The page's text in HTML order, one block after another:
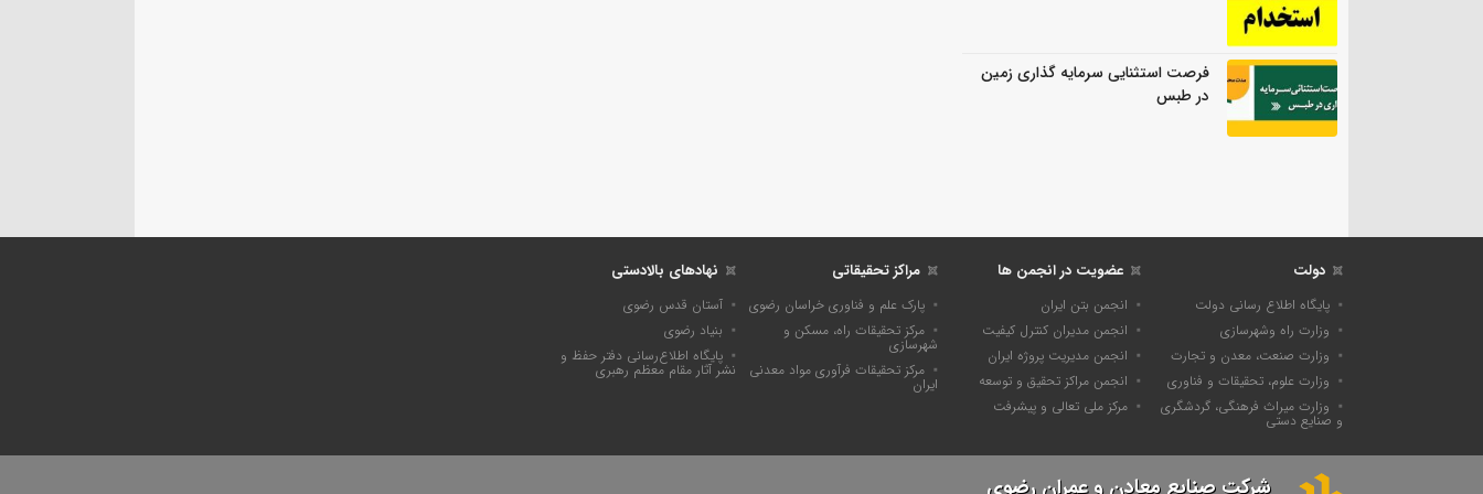
فرصت استثنایی سرمایه گذاری زمین
در طبس
دولت
پایگاه اطلاع رسانی دولت
وزارت راه وشهرسازی
وزارت صنعت، معدن و تجارت
وزارت علوم، تحقیقات و فناوری
وزارت میراث فرهنگی، گردشگری
و صنایع دستی
عضویت در انجمن ها
انجمن بتن ایران
انجمن مدیران کنترل کیفیت
انجمن مدیریت پروژه ایران
انجمن مراکز تحقیق و توسعه
مرکز ملی تعالی و پیشرفت
مراکز تحقیقاتی
پارک علم و فناوری خراسان رضوی
مرکز تحقیقات راه، مسکن و
شهرسازی
مرکز تحقیقات فرآوری مواد معدنی
ایران
نهادهای بالادستی
آستان قدس رضوی
بنیاد رضوی
پايگاه اطلاع‌رسانی دفتر حفظ و
نشر آثار مقام معظم رهبری
شرکت صنایع معادن و عمران رضوی